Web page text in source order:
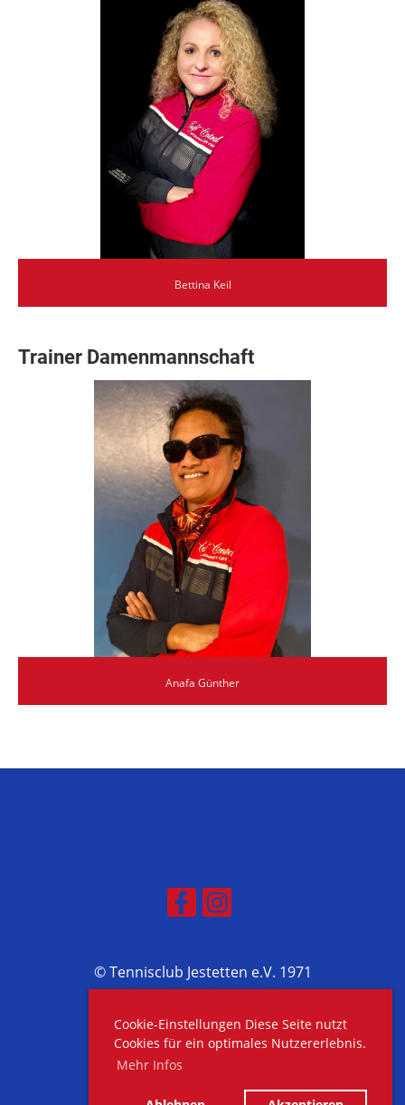
Cookie-Einstellungen Diese Seite nutzt
Cookies für ein optimales Nutzererlebnis.
Mehr Infos
Bettina Keil
Trainer Damenmannschaft
Anafa Günther
© Tennisclub Jestetten e.V. 1971
Erstellt mit ClubDesk Vereinssoftware
Impressum
Datenschutz